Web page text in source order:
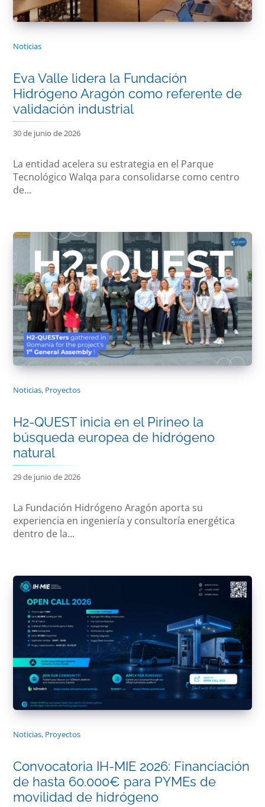
Noticias
Eva Valle lidera la Fundación
Hidrógeno Aragón como referente de
validación industrial
30 de junio de 2026
La entidad acelera su estrategia en el Parque
Tecnológico Walqa para consolidarse como centro
de...
Noticias, Proyectos
H2-QUEST inicia en el Pirineo la
búsqueda europea de hidrógeno
natural
29 de junio de 2026
La Fundación Hidrógeno Aragón aporta su
experiencia en ingeniería y consultoría energética
dentro de la...
Noticias, Proyectos
Convocatoria IH-MIE 2026: Financiación
de hasta 60.000€ para PYMEs de
movilidad de hidrógeno